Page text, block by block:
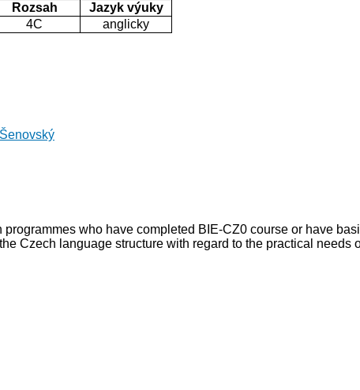
Rozsah
Jazyk výuky
4C anglicky
who have completed BIE-CZ0 course or have
Czech language structure with regard to the practical